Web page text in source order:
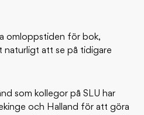
omloppstiden för bok,
naturligt att se på tidigare
som kollegor på SLU har
och Halland för att göra